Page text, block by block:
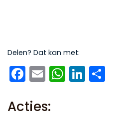
Delen? Dat kan met:
Facebook
EmailWhatsApp
LinkedIn
Acties: